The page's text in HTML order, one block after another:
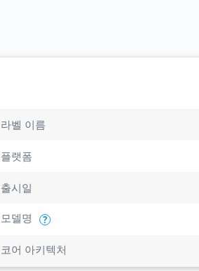
라벨 이름
플랫폼
출시일
모델명 ?
코어 아키텍처